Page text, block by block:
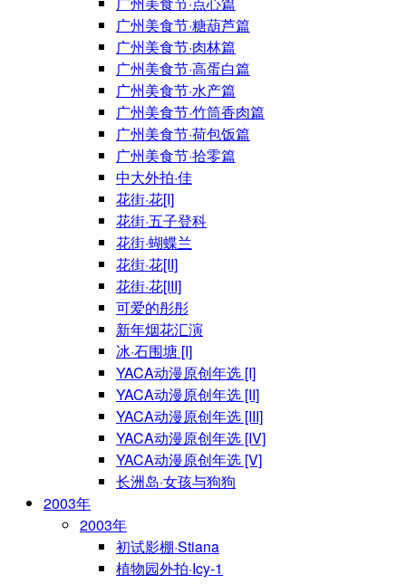
广州美食节·糖葫芦篇
广州美食节·肉林篇
广州美食节·高蛋白篇
广州美食节·水产篇
广州美食节·竹筒香肉篇
广州美食节·荷包饭篇
广州美食节·拾零篇
中大外拍·佳
花街·花[I]
花街·五子登科
花街·蝴蝶兰
花街·花[II]
花街·花[III]
可爱的彤彤
新年烟花汇演
冰·石围塘 [I]
YACA动漫原创年选 [I]
YACA动漫原创年选 [II]
YACA动漫原创年选 [III]
YACA动漫原创年选 [IV]
YACA动漫原创年选 [V]
长洲岛·女孩与狗狗
2003年
2003年
初试影棚·Stiana
植物园外拍·Icy-1